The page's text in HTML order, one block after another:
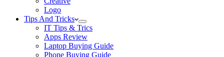
Logo
Tips And Tricks
IT Tips & Trics
Apps Review
Laptop Buying Guide
Phone Buying Guide